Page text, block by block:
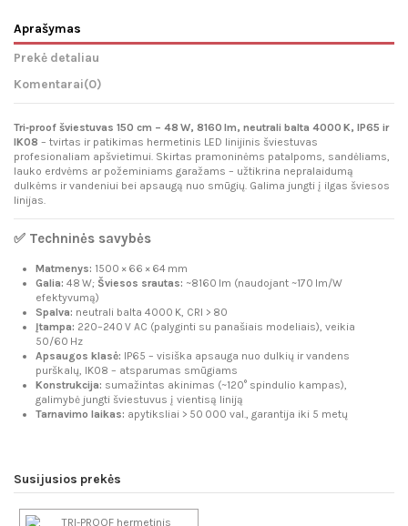
Aprašymas
Prekė detaliau
Komentarai(0)
Tri‑proof šviestuvas 150 cm – 48 W, 8160 lm, neutrali balta 4000 K, IP65 ir
IK08 – tvirtas ir patikimas hermetinis LED linijinis šviestuvas
profesionaliam apšvietimui. Skirtas pramoninėms patalpoms, sandėliams,
lauko erdvėms ar požeminiams garažams – užtikrina nepralaidumą
dulkėms ir vandeniui bei apsaugą nuo smūgių. Galima jungti į ilgas šviesos
linijas.
✅ Techninės savybės
Matmenys: 1500 × 66 × 64 mm
Galia: 48 W; Šviesos srautas: ~8160 lm (naudojant ~170 lm/W
efektyvumą)
Spalva: neutrali balta 4000 K, CRI > 80
Įtampa: 220–240 V AC (palyginti su panašiais modeliais), veikia
50/60 Hz
Apsaugos klasė: IP65 – visiška apsauga nuo dulkių ir vandens
purškalų, IK08 – atsparumas smūgiams
Konstrukcija: sumažintas akinimas (~120° spindulio kampas),
galimybė jungti šviestuvus į vientisą liniją
Tarnavimo laikas: apytiksliai > 50 000 val., garantija iki 5 metų
Susijusios prekės